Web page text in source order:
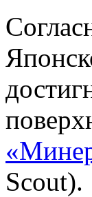
Scout).